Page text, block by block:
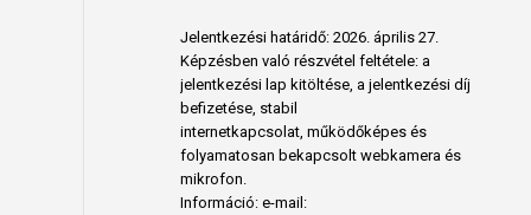
Jelentkezési határidő: 2026. április 27.
Képzésben való részvétel feltétele: a
jelentkezési lap kitöltése, a jelentkezési díj
befizetése, stabil
internetkapcsolat, működőképes és
folyamatosan bekapcsolt webkamera és
mikrofon.
Információ: e-mail: